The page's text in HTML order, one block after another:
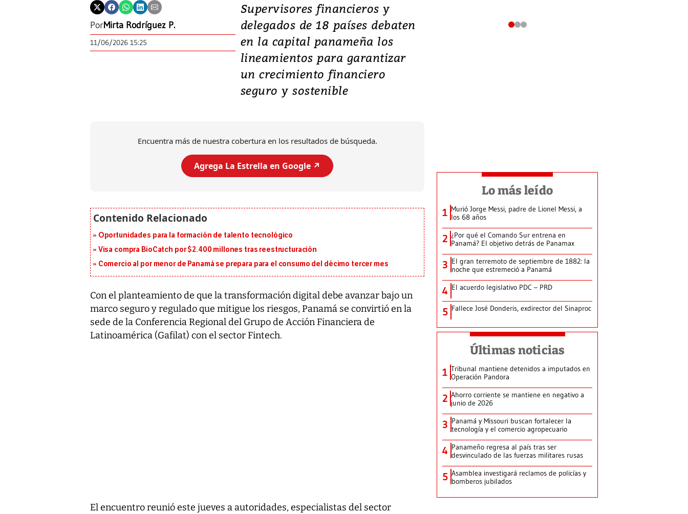
PorMirta Rodríguez P.
11/06/2026 15:25
Supervisores financieros y
delegados de 18 países debaten
en la capital panameña los
lineamientos para garantizar
un crecimiento financiero
seguro y sostenible
Encuentra más de nuestra cobertura en los resultados de búsqueda.
Agrega La Estrella en Google ↗️
Oportunidades para la formación de talento tecnológico
Visa compra BioCatch por $2.400 millones tras reestructuración
Comercio al por menor de Panamá se prepara para el consumo del décimo tercer mes
Con el planteamiento de que la transformación digital debe avanzar bajo un
marco seguro y regulado que mitigue los riesgos, Panamá se convirtió en la
sede de la Conferencia Regional del Grupo de Acción Financiera de
Latinoamérica (Gafilat) con el sector Fintech.
El encuentro reunió este jueves a autoridades, especialistas del sector
Lo más leído
1 Murió Jorge Messi, padre de Lionel Messi, a
los 68 años
2 ¿Por qué el Comando Sur entrena en
Panamá? El objetivo detrás de Panamax
3 El gran terremoto de septiembre de 1882: la
noche que estremeció a Panamá
4 El acuerdo legislativo PDC – PRD
5 Fallece José Donderis, exdirector del Sinaproc
Últimas noticias
1 Tribunal mantiene detenidos a imputados en
Operación Pandora
2 Ahorro corriente se mantiene en negativo a
junio de 2026
3 Panamá y Missouri buscan fortalecer la
tecnología y el comercio agropecuario
4 Panameño regresa al país tras ser
desvinculado de las fuerzas militares rusas
5 Asamblea investigará reclamos de policías y
bomberos jubilados